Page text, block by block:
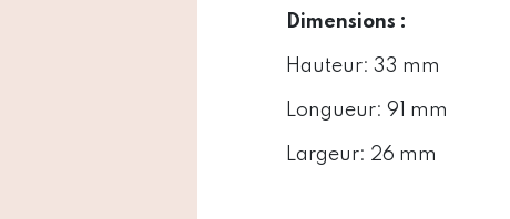
Dimensions :
Hauteur: 33 mm
Longueur: 91 mm
Largeur: 26 mm